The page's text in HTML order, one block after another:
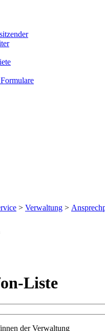
> Verwaltung >
Liste
der Verwaltung